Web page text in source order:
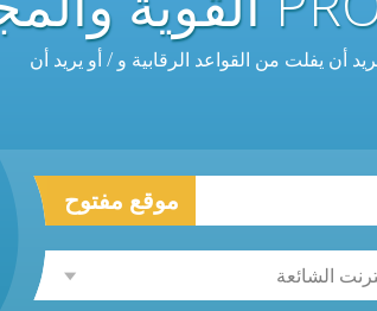
يفلت من القواعد الرقابية و / أو يريد أن
موقع مفتوح
الشائعة